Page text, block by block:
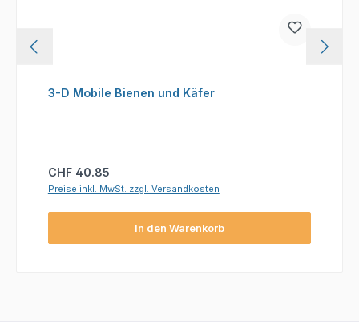
3-D Mobile Bienen und Käfer
Regulärer Preis:
CHF 40.85
Preise inkl. MwSt. zzgl. Versandkosten
In den Warenkorb